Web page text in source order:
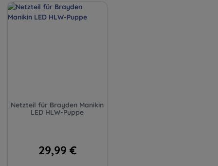
Netzteil für Brayden Manikin
LED HLW-Puppe
29,99 €